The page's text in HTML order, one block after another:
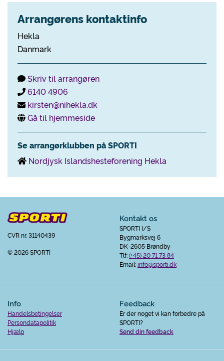
Arrangørens kontaktinfo
Hekla
Danmark
Skriv til arrangøren
6140 4906
kirsten@nihekla.dk
Gå til hjemmeside
Se arrangørklubben på SPORTI
Nordjysk Islandshesteforening Hekla
CVR nr. 31140439
© 2026 SPORTI
Kontakt os
SPORTI I/S
Bygmarksvej 6
DK-2605 Brøndby
Tlf:(+45) 20 71 73 84
Email:info@sporti.dk
Info
Handelsbetingelser
Persondatapolitik
Hjælp
Feedback
Er der noget vi kan forbedre på
SPORTI?
Send din feedback